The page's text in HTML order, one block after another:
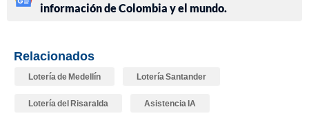
información de Colombia y el mundo.
Relacionados
Lotería de Medellín Lotería Santander
Lotería del Risaralda Asistencia IA